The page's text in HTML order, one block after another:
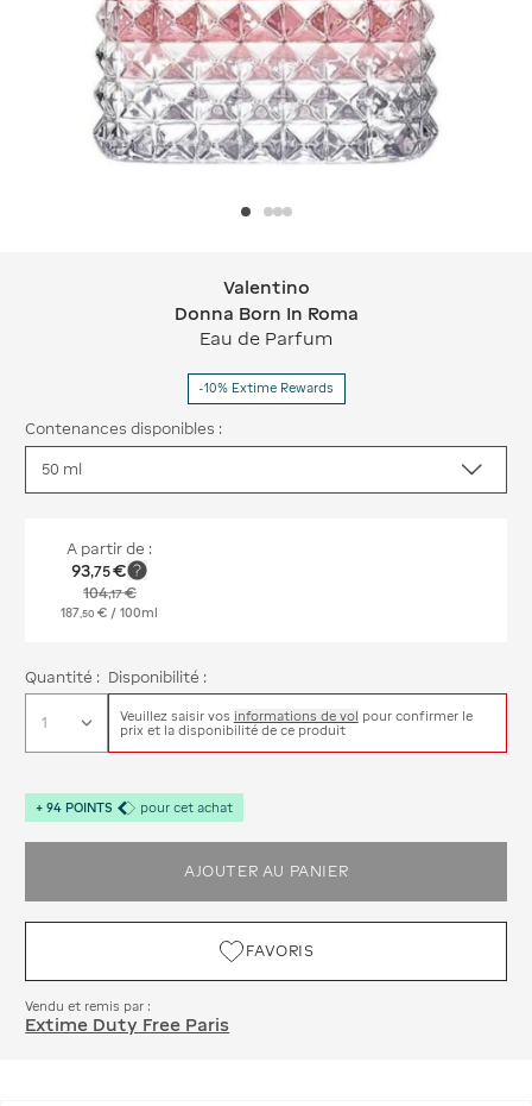
Valentino Donna Born In Roma
Valentino
Donna Born In Roma
Eau de Parfum
-10% Extime Rewards
Contenances disponibles :
A partir de :
93,75€
104,17€
187 50 € / 100ml
Quantité : Disponibilité :
Veuillez saisir vos informations de vol pour confirmer le
prix et la disponibilité de ce produit
+ 94 POINTS pour cet achat
AJOUTER AU PANIER
FAVORIS
Vendu et remis par :
Extime Duty Free Paris